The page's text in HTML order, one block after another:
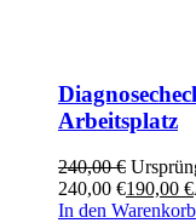
Arbeitsplatz
240,00€
240,00 €190,00 €
In den Warenkorb